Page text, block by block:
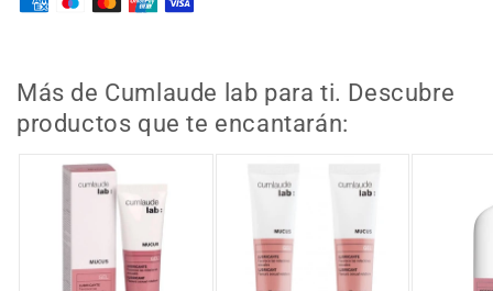
Prebiotic
75ml
Prebiotic
75ml
Más de Cumlaude lab para ti. Descubre
productos que te encantarán: